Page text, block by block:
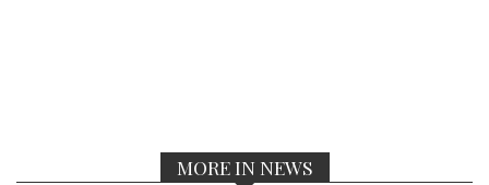
MORE IN NEWS